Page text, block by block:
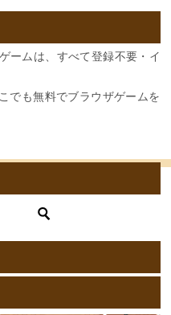
ームは、すべて登録不要・イ
でも無料でブラウザゲームを